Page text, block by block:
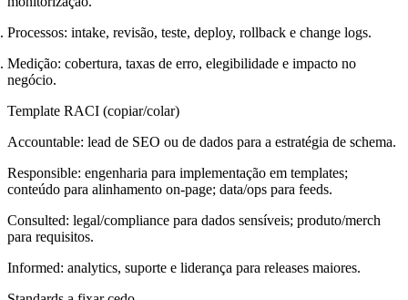
Processos: intake, revisão, teste, deploy, rollback e change logs.
Medição: cobertura, taxas de erro, elegibilidade e impacto no
negócio.
Template RACI (copiar/colar)
Accountable: lead de SEO ou de dados para a estratégia de schema.
Responsible: engenharia para implementação em templates;
conteúdo para alinhamento on-page; data/ops para feeds.
Consulted: legal/compliance para dados sensíveis; produto/merch
para requisitos.
Informed: analytics, suporte e liderança para releases maiores.